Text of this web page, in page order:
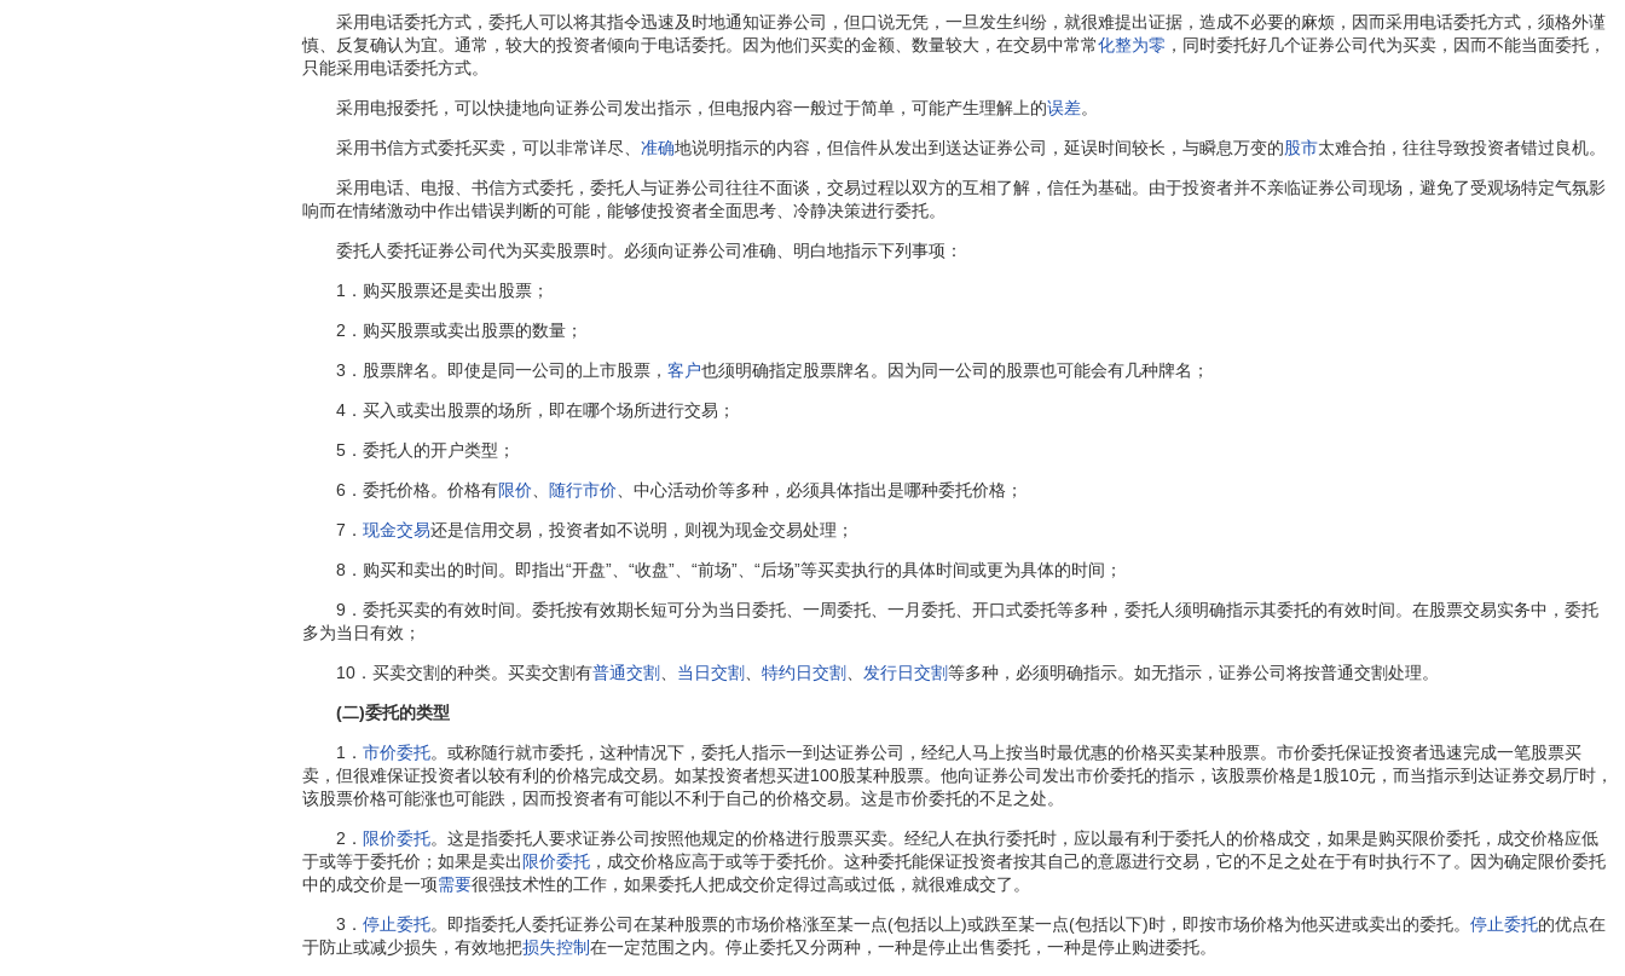
采用电话委托方式，委托人可以将其指令迅速及时地通知证券公司，但口说无凭，一旦发生纠纷，就很难提出证据，造成不必要的麻烦，因而采用电话委托方式，须格外谨
慎、反复确认为宜。通常，较大的投资者倾向于电话委托。因为他们买卖的金额、数量较大，在交易中常常化整为零 ，同时委托好几个证券公司代为买卖，因而不能当面委托，
只能采用电话委托方式。
采用电报委托，可以快捷地向证券公司发出指示，但电报内容一般过于简单，可能产生理解上的误差。
采用书信方式委托买卖，可以非常详尽、 准确地说明指示的内容，但信件从发出到送达证券公司，延误时间较长，与瞬息万变的股市太难合拍，往往导致投资者错过良机。
采用电话、电报、书信方式委托，委托人与证券公司往往不面谈，交易过程以双方的互相了解，信任为基础。由于投资者并不亲临证券公司现场，避免了受观场特定气氛影
响而在情绪激动中作出错误判断的可能，能够使投资者全面思考、冷静决策进行委托。
委托人委托证券公司代为买卖股票时。必须向证券公司准确、明白地指示下列事项：
1．购买股票还是卖出股票；
2．购买股票或卖出股票的数量；
3．股票牌名。即使是同一公司的上市股票， 客户也须明确指定股票牌名。因为同一公司的股票也可能会有几种牌名；
4．买入或卖出股票的场所，即在哪个场所进行交易；
5．委托人的开户类型；
6．委托价格。价格有限价、 随行市价、中心活动价等多种，必须具体指出是哪种委托价格；
7． 现金交易还是信用交易，投资者如不说明，则视为现金交易处理；
8．购买和卖出的时间。即指出“开盘”、“收盘”、“前场”、“后场”等买卖执行的具体时间或更为具体的时间；
9．委托买卖的有效时间。委托按有效期长短可分为当日委托、一周委托、一月委托、开口式委托等多种，委托人须明确指示其委托的有效时间。在股票交易实务中，委托
多为当日有效；
10．买卖交割的种类。买卖交割有普通交割 、 当日交割 、 特约日交割 、 发行日交割等多种，必须明确指示。如无指示，证券公司将按普通交割处理。
(二)委托的类型
1． 市价委托。或称随行就市委托，这种情况下，委托人指示一到达证券公司，经纪人马上按当时最优惠的价格买卖某种股票。市价委托保证投资者迅速完成一笔股票买
卖，但很难保证投资者以较有利的价格完成交易。如某投资者想买进100股某种股票。他向证券公司发出市价委托的指示，该股票价格是1股10元，而当指示到达证券交易厅时，
该股票价格可能涨也可能跌，因而投资者有可能以不利于自己的价格交易。这是市价委托的不足之处。
2． 限价委托。这是指委托人要求证券公司按照他规定的价格进行股票买卖。经纪人在执行委托时，应以最有利于委托人的价格成交，如果是购买限价委托，成交价格应低
于或等于委托价；如果是卖出 限价委托 ，成交价格应高于或等于委托价。这种委托能保证投资者按其自己的意愿进行交易，它的不足之处在于有时执行不了。因为确定限价委托
中的成交价是一项需要很强技术性的工作，如果委托人把成交价定得过高或过低，就很难成交了。
3． 停止委托。即指委托人委托证券公司在某种股票的市场价格涨至某一点(包括以上)或跌至某一点(包括以下)时，即按市场价格为他买进或卖出的委托。 停止委托的优点在
于防止或减少损失，有效地把损失控制在一定范围之内。停止委托又分两种，一种是停止出售委托，一种是停止购进委托。